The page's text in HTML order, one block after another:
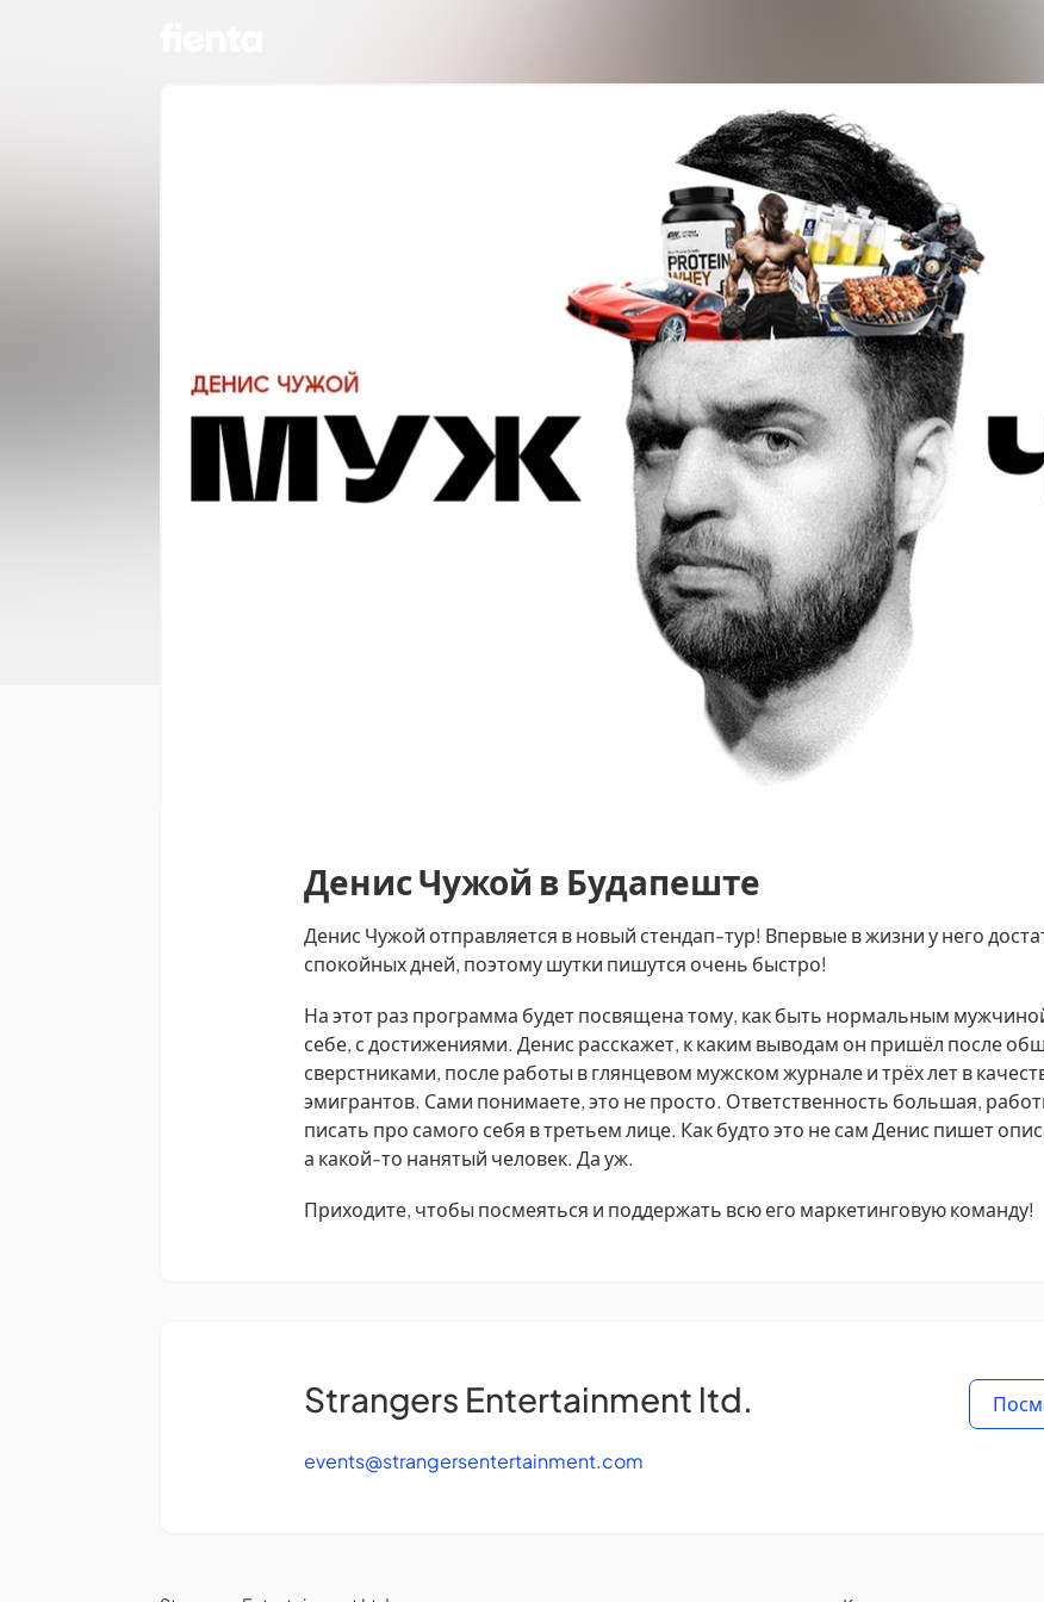
Денис Чужой в Будапеште
Денис Чужой отправляется в новый стендап-тур! Впервые в жизни у него
спокойных дней, поэтому шутки пишутся очень быстро!
На этот раз программа будет посвящена тому, как быть нормальным
себе, с достижениями. Денис расскажет, к каким выводам он пришёл после
сверстниками, после работы в глянцевом мужском журнале и трёх лет в
эмигрантов. Сами понимаете, это не просто. Ответственность большая,
писать про самого себя в третьем лице. Как будто это не сам Денис пишет
а какой-то нанятый человек. Да уж.
Приходите, чтобы посмеяться и поддержать всю его маркетинговую команду!
Strangers Entertainment ltd.
events@strangersentertainment.com